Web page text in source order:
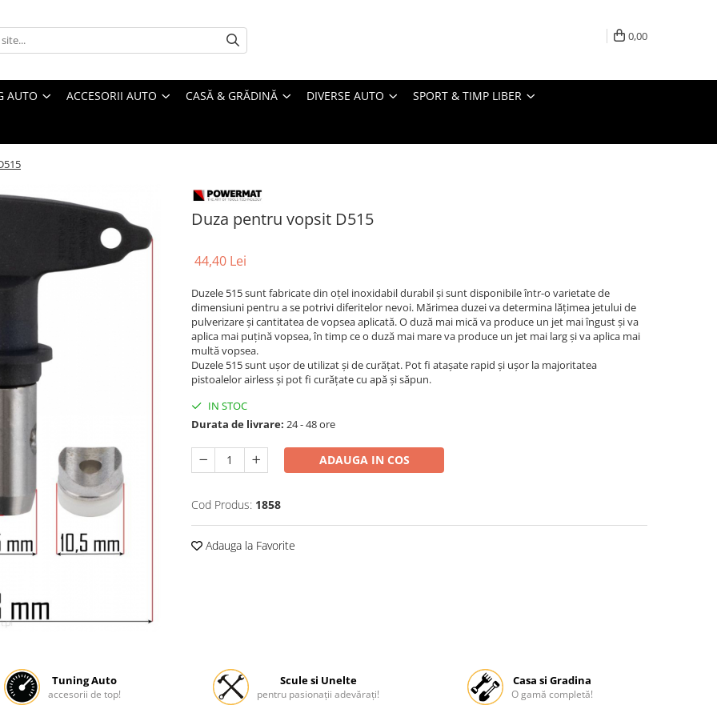
0,00
AUTO ACCESORII AUTO CASĂ & GRĂDINĂ DIVERSE AUTO SPORT & TIMP LIBER
Duza pentru vopsit D515
44,40 Lei
Duzele 515 sunt fabricate din oțel inoxidabil durabil și sunt disponibile într-o varietate de
dimensiuni pentru a se potrivi diferitelor nevoi. Mărimea duzei va determina lățimea jetului de
pulverizare și cantitatea de vopsea aplicată. O duză mai mică va produce un jet mai îngust și va
aplica mai puțină vopsea, în timp ce o duză mai mare va produce un jet mai larg și va aplica mai
multă vopsea.
Duzele 515 sunt ușor de utilizat și de curățat. Pot fi atașate rapid și ușor la majoritatea
pistoalelor airless și pot fi curățate cu apă și săpun.
IN STOC
Durata de livrare: 24 - 48 ore
ADAUGA IN COS
Cod Produs: 1858
Adauga la Favorite
Tuning Auto
accesorii de top!
Scule si Unelte
pentru pasionații adevărați!
Casa si Gradina
O gamă completă!